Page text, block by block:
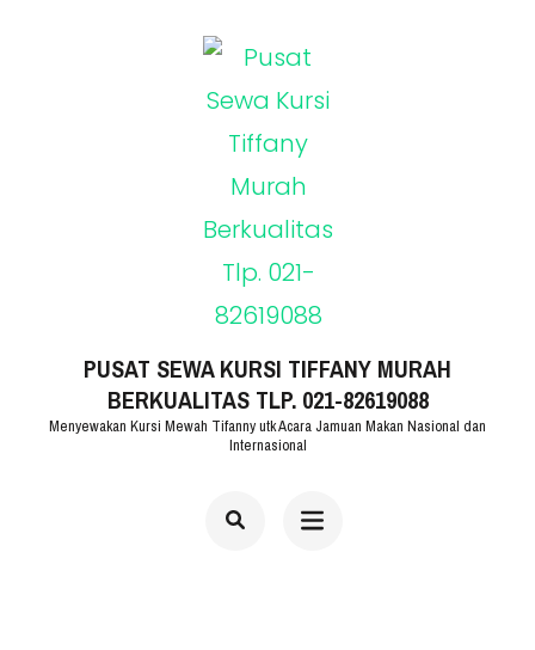
PUSAT SEWA KURSI TIFFANY MURAH
BERKUALITAS TLP. 021-82619088
Menyewakan Kursi Mewah Tifanny utk Acara Jamuan Makan Nasional dan
Internasional